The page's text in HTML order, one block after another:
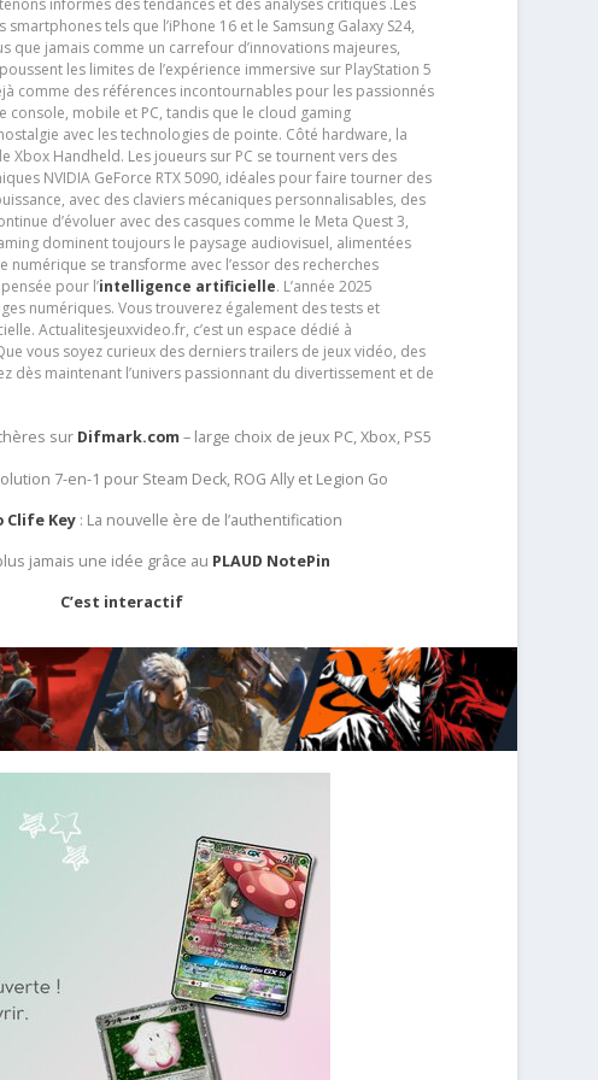
informés des tendances et des analyses critiques .Les
tels que l’iPhone 16 et le Samsung Galaxy S24,
que jamais comme un carrefour d’innovations majeures,
les limites de l’expérience immersive sur PlayStation 5
comme des références incontournables pour les passionnés
mobile et PC, tandis que le cloud gaming
avec les technologies de pointe. Côté hardware, la
Handheld. Les joueurs sur PC se tournent vers des
NVIDIA GeForce RTX 5090, idéales pour faire tourner des
avec des claviers mécaniques personnalisables, des
d’évoluer avec des casques comme le Meta Quest 3,
dominent toujours le paysage audiovisuel, alimentées
se transforme avec l’essor des recherches
pour l’intelligence artificielle. L’année 2025
numériques. Vous trouverez également des tests et
Actualitesjeuxvideo.fr, c’est un espace dédié à
vous soyez curieux des derniers trailers de jeux vidéo, des
dès maintenant l’univers passionnant du divertissement et de
sur Difmark.com – large choix de jeux PC, Xbox, PS5
7-en-1 pour Steam Deck, ROG Ally et Legion Go
Clife Key : La nouvelle ère de l’authentification
jamais une idée grâce au PLAUD NotePin
C’est interactif